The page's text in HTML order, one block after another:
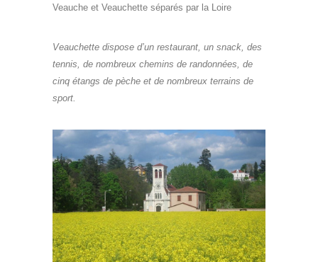
Veauche et Veauchette séparés par la Loire
Veauchette dispose d’un restaurant, un snack, des
tennis, de nombreux chemins de randonnées, de
cinq étangs de pèche et de nombreux terrains de
sport.